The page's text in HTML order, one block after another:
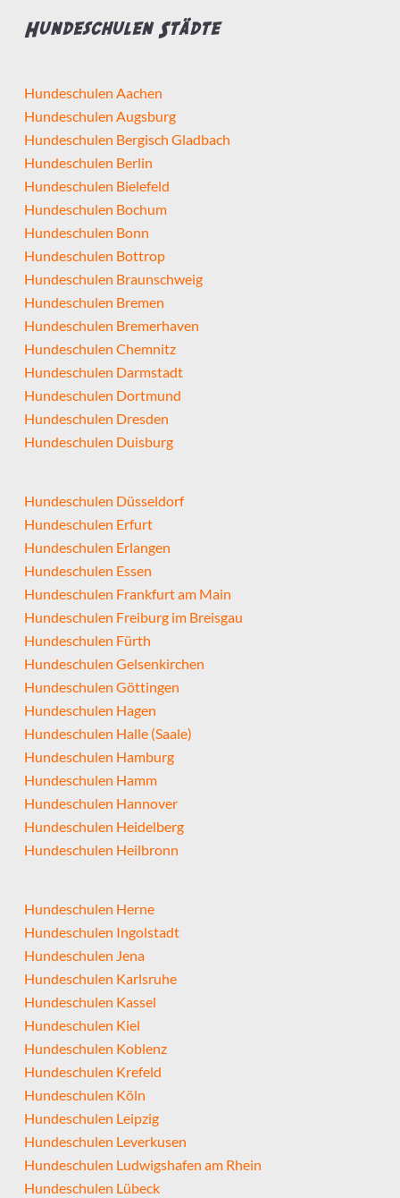
Hundeschulen Städte
Hundeschulen Aachen
Hundeschulen Augsburg
Hundeschulen Bergisch Gladbach
Hundeschulen Berlin
Hundeschulen Bielefeld
Hundeschulen Bochum
Hundeschulen Bonn
Hundeschulen Bottrop
Hundeschulen Braunschweig
Hundeschulen Bremen
Hundeschulen Bremerhaven
Hundeschulen Chemnitz
Hundeschulen Darmstadt
Hundeschulen Dortmund
Hundeschulen Dresden
Hundeschulen Duisburg
Hundeschulen Düsseldorf
Hundeschulen Erfurt
Hundeschulen Erlangen
Hundeschulen Essen
Hundeschulen Frankfurt am Main
Hundeschulen Freiburg im Breisgau
Hundeschulen Fürth
Hundeschulen Gelsenkirchen
Hundeschulen Göttingen
Hundeschulen Hagen
Hundeschulen Halle (Saale)
Hundeschulen Hamburg
Hundeschulen Hamm
Hundeschulen Hannover
Hundeschulen Heidelberg
Hundeschulen Heilbronn
Hundeschulen Herne
Hundeschulen Ingolstadt
Hundeschulen Jena
Hundeschulen Karlsruhe
Hundeschulen Kassel
Hundeschulen Kiel
Hundeschulen Koblenz
Hundeschulen Krefeld
Hundeschulen Köln
Hundeschulen Leipzig
Hundeschulen Leverkusen
Hundeschulen Ludwigshafen am Rhein
Hundeschulen Lübeck